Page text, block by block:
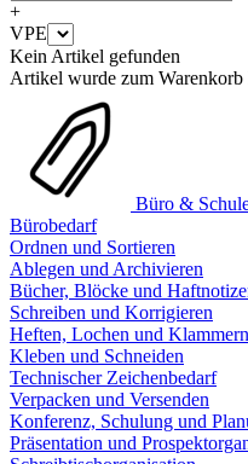
+
VPE
Kein Artikel gefunden
Artikel wurde zum Warenkorb
Büro &
Bürobedarf
Ordnen und Sortieren
Ablegen und Archivieren
Bücher, Blöcke und
Schreiben und Korrigieren
Heften, Lochen und Klammern
Kleben und Schneiden
Technischer Zeichenbedarf
Verpacken und Versenden
Konferenz, Schulung und
Präsentation und